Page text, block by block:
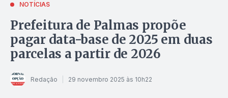
NOTÍCIAS
Prefeitura de Palmas propõe
pagar data-base de 2025 em duas
parcelas a partir de 2026
Redação 29 novembro 2025 às 10h22